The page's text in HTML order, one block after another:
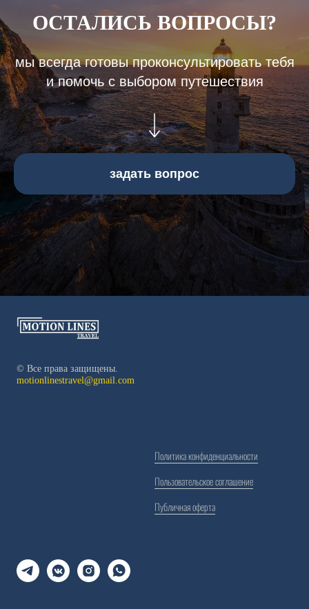
ОСТАЛИСЬ ВОПРОСЫ?
мы всегда готовы проконсультировать тебя
и помочь с выбором путешествия
задать вопрос
© Все права защищены.
motionlinestravel@gmail.com
Политика конфиденциальности
Пользовательское соглашение
Публичная оферта